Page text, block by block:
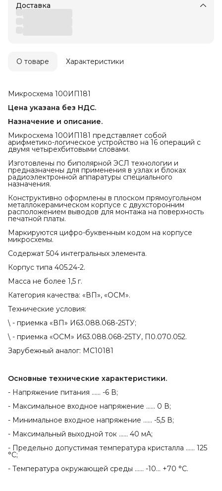
Доставка
О товаре Характеристики
Микросхема 100ИП181
Цена указана без НДС.
Назначение и описание.
Микросхема 100ИП181 представляет собой
арифметико-логическое устройство на 16 операций с
двумя четырехбитовыми словами.
Изготовлены по биполярной ЭСЛ технологии и
предназначены для применения в узлах и блоках
радиоэлектронной аппаратуры специального
назначения.
Конструктивно оформлены в плоском прямоугольном
металлокерамическом корпусе с двухсторонним
расположением выводов для монтажа на поверхность
печатной платы.
Маркируются цифро-буквенным кодом на корпусе
микросхемы.
Содержат 504 интегральных элемента.
Корпус типа 405.24-2.
Масса не более 1,5 г.
Категория качества: «ВП», «ОСМ».
Технические условия:
\ - приемка «ВП» И63.088.068-25ТУ;
\ - приемка «ОСМ» И63.088.068-25ТУ, П0.070.052.
Зарубежный аналог: MC10181
Основные технические характеристики.
- Напряжение питания ...... -6 В;
- Максимальное входное напряжение ...... 0 В;
- Минимальное входное напряжение ...... -5,5 В;
- Максимальный выходной ток ...... 40 мА;
- Предельно допустимая температура кристалла ...... 125
°С;
- Температура окружающей среды ...... -10... +70 °С.